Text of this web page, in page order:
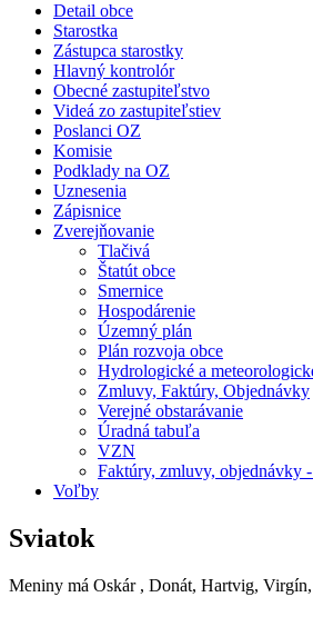
Detail obce
Starostka
Zástupca starostky
Hlavný kontrolór
Obecné zastupiteľstvo
Videá zo zastupiteľstiev
Poslanci OZ
Komisie
Podklady na OZ
Uznesenia
Zápisnice
Zverejňovanie
Tlačivá
Štatút obce
Smernice
Hospodárenie
Územný plán
Plán rozvoja obce
Hydrologické a
Zmluvy, Faktúry, Objednávky
Verejné obstarávanie
Úradná tabuľa
VZN
Faktúry, zmluvy, objednávky
Voľby
Sviatok
Meniny má Oskár , Donát, Hartvig,